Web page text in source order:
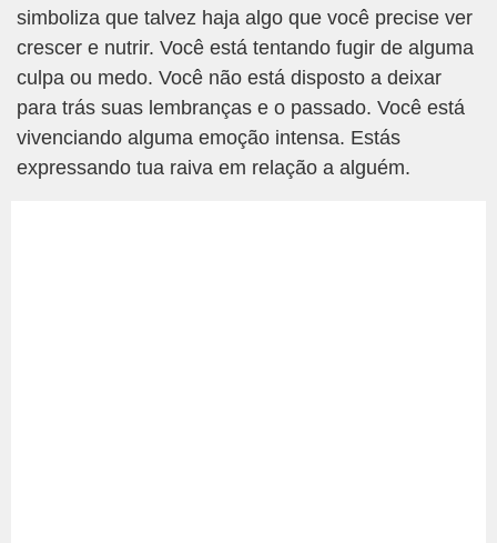
simboliza que talvez haja algo que você precise ver
crescer e nutrir. Você está tentando fugir de alguma
culpa ou medo. Você não está disposto a deixar
para trás suas lembranças e o passado. Você está
vivenciando alguma emoção intensa. Estás
expressando tua raiva em relação a alguém.